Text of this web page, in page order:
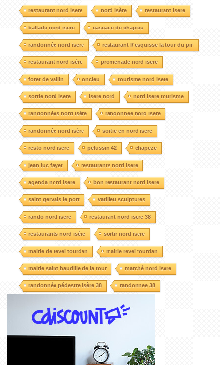
restaurant nord isere nord isère restaurant isere
ballade nord isere cascade de chapieu
randonnée nord isere restaurant l\'esquisse la tour du pin
restaurant nord isère promenade nord isere
foret de vallin oncieu tourisme nord isere
sortie nord isere isere nord nord isere tourisme
randonnées nord isère randonnee nord isere
randonnée nord isère sortie en nord isere
resto nord isere pelussin 42 chapeze
jean luc fayet restaurants nord isere
agenda nord isere bon restaurant nord isere
saint gervais le port vatilieu sculptures
rando nord isere restaurant nord isere 38
restaurants nord isère sortir nord isere
mairie de revel tourdan mairie revel tourdan
mairie saint baudille de la tour marché nord isere
randonnée pédestre isère 38 randonnee 38